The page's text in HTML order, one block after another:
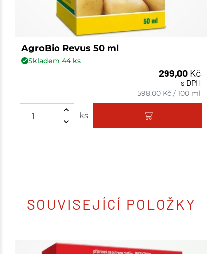
AgroBio Revus 50 ml
Skladem 44ks
299,00 Kč
s DPH
598,00 Kč /100 ml
ks
SOUVISEJÍCÍ POLOŽKY